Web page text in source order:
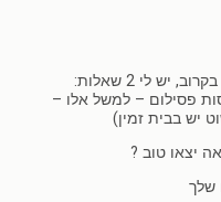
לי 2 שאלות:
פסילום – למשל אלו –
יש בבית זמין)
שלך